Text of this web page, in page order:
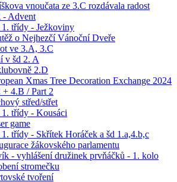
vnoučata ze 3.C rozdávala radost
- Advent
1. třídy - Ježkoviny
o Nejhezčí Vánoční Dveře
ve 3.A, 3.C
v šd 2. A
2.D
Xmas Tree Decoration Exchange 2024
+ 4.B / Part 2
střed/střet
1. třídy - Kousáci
game
třídy - Skřítek Horáček a šd 1.a,4.b,c
žákovského parlamentu
- vyhlášení družinek prvňáčků - 1. kolo
stromečku
tvoření